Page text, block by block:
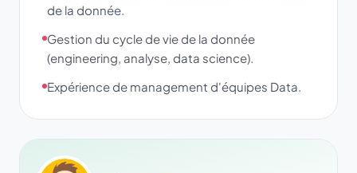
de la donnée.
Gestion du cycle de vie de la donnée
(engineering, analyse, data science).
Expérience de management d'équipes Data.